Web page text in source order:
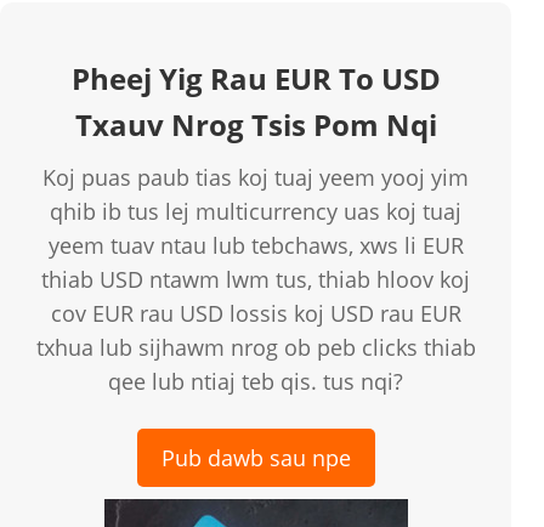
Pheej Yig Rau EUR To USD
Txauv Nrog Tsis Pom Nqi
Koj puas paub tias koj tuaj yeem yooj yim
qhib ib tus lej multicurrency uas koj tuaj
yeem tuav ntau lub tebchaws, xws li EUR
thiab USD ntawm lwm tus, thiab hloov koj
cov EUR rau USD lossis koj USD rau EUR
txhua lub sijhawm nrog ob peb clicks thiab
qee lub ntiaj teb qis. tus nqi?
Pub dawb sau npe